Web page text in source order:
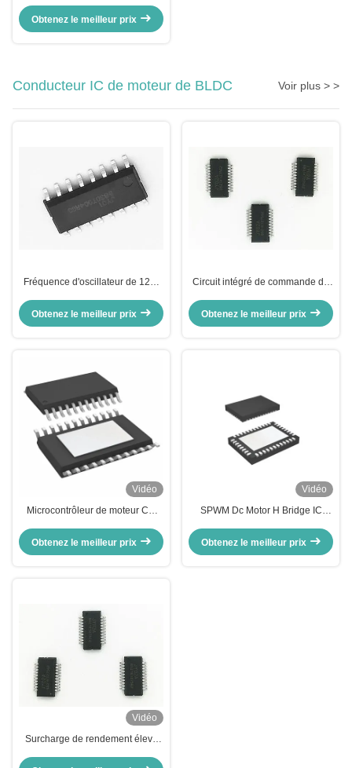
Flow de conducteur de moteur de
Obtenez le meilleur prix
Conducteur IC de moteur de BLDC Voir plus > >
Fréquence d'oscillateur de 120-
commande de moteur BLDC avec
protection contre les courts-
Obtenez le meilleur prix
Circuit intégré de commande de
SPWM pour applications
industrielles fluides et précises
Obtenez le meilleur prix
Vidéo
Microcontrôleur de moteur CC
vitesse du moteur IC Motor Driver
IC
Obtenez le meilleur prix
Vidéo
SPWM Dc Motor H Bridge IC
démarrage -55 à 125 °C Signal
de vitesse IC du conducteur du
Obtenez le meilleur prix
Vidéo
Surcharge de rendement élevé